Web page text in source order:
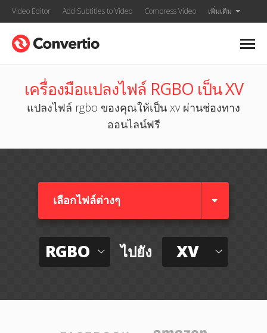
Video Editor Add Subtitles to Video Compress Video เพิ่มเติม
เครื่องมือแปลงไฟล์ RGBO เป็น XV
แปลงไฟล์ rgbo ของคุณให้เป็น xv ผ่านช่องทาง
ออนไลน์ฟรี
เลือกไฟล์ต่างๆ​
RGBO ไปยัง XV